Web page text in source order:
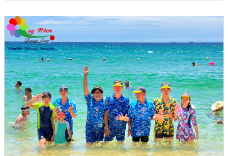
Tour Quy Nhơn 3 Đảo